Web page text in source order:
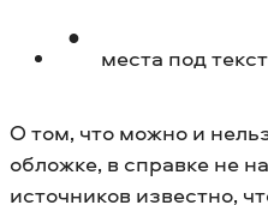
места под
О том, что можно и
обложке, в справке не
источников известно,